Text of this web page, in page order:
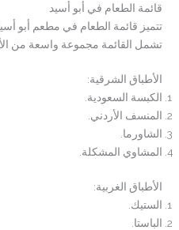
قائمة الطعام في أبو أسيد
تتميز قائمة الطعام في مطعم أبو
تشمل القائمة مجموعة واسعة من
الأطباق الشرقية:
الكبسة السعودية.
المنسف الأردني.
الشاورما.
المشاوي المشكلة.
الأطباق الغربية:
الستيك.
الباستا.